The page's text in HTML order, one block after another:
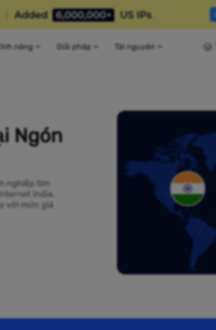
năng Giải pháp Tài nguyên
Ngón
nghiệp tìm
India.
với mức giá